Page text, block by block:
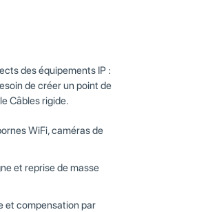
des équipements IP :
de créer un point de
Câbles rigide.
WiFi, caméras de
et reprise de masse
et compensation par